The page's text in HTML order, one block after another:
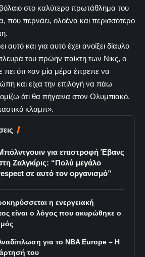
στο καλύτερο πρωτάθλημα του
που περνάει, ολοένα και περισσότερο
και για αυτό έχει ανοίξει δίαυλο
του πρώην παίκτη των Νικς, ο
πει ότι «αν μία μέρα έπρεπε να
και είχα την επιλογή να πάω
ότι θα πήγαινα στον Ολυμπιακό.
κλαμπ».
για επιστροφή Έβανς
Ζαλγκίρις: “Πολύ μεγάλο
σε αυτό τον οργανισμό”
η ενεργειακή
είναι ο λόγος που ακυρώθηκε ο
για το NBA Europe – Η
του